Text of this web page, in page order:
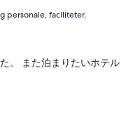
personale, faciliteter,
。 また泊まりたいホテル